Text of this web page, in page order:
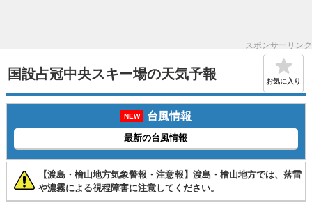
スポンサーリンク
国設占冠中央スキー場の天気予報 お気に入り
NEW 台風情報
最新の台風情報
【渡島・檜山地方気象警報・注意報】渡島・檜山地方では、落雷
や濃霧による視程障害に注意してください。